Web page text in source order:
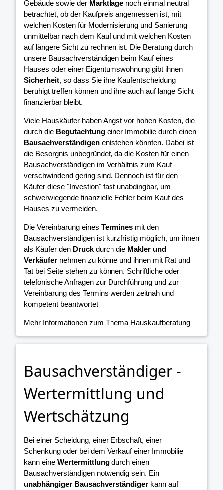
Gebäude sowie der Marktlage noch einmal neutral
betrachtet, ob der Kaufpreis angemessen ist, mit
welchen Kosten für Modernisierung und Sanierung
unmittelbar nach dem Kauf und mit welchen Kosten
auf längere Sicht zu rechnen ist. Die Beratung durch
unsere Bausachverständigen beim Kauf eines
Hauses oder einer Eigentumswohnung gibt ihnen
Sicherheit, so dass Sie ihre Kaufentscheidung
beruhigt treffen können und ihre auch auf lange Sicht
finanzierbar bleibt.
Viele Hauskäufer haben Angst vor hohen Kosten, die
durch die Begutachtung einer Immobilie durch einen
Bausachverständigen entstehen könnten. Dabei ist
die Besorgnis unbegründet, da die Kosten für einen
Bausachverständigen im Verhältnis zum Kauf
verschwindend gering sind. Dennoch ist für den
Käufer diese "Investion" fast unabdingbar, um
schwerwiegende finanzielle Fehler beim Kauf des
Hauses zu vermeiden.
Die Vereinbarung eines Termines mit den
Bausachverständigen ist kurzfristig möglich, um ihnen
als Käufer den Druck durch die Makler und
Verkäufer nehmen zu könne und ihnen mit Rat und
Tat bei Seite stehen zu können. Schriftliche oder
telefonische Anfragen zur Durchführung und zur
Vereinbarung des Termins werden zeitnah und
kompetent beantwortet
Mehr Informationen zum Thema Hauskaufberatung
Bausachverständiger -
Wertermittlung und
Wertschätzung
Bei einer Scheidung, einer Erbschaft, einer
Schenkung oder bei dem Verkauf einer Immobilie
kann eine Wertermittlung durch einen
Bausachverständigen notwendig sein. Ein
unabhängiger Bausachverständiger kann auf